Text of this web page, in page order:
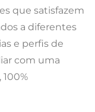
que satisfazem
a diferentes
e perfis de
com uma